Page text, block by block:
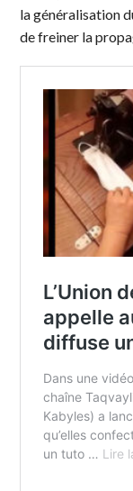
la généralisation
de freiner la